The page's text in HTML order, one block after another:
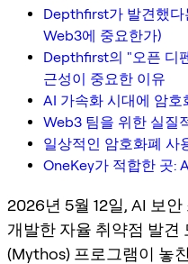
Depthfirst가 발견했다
Web3에 중요한가)
Depthfirst의 "오픈 디
근성이 중요한 이유
AI 가속화 시대에 암
Web3 팀을 위한 실질
일상적인 암호화폐 사
OneKey가 적합한 곳:
2026년 5월 12일, AI 보
개발한 자율 취약점 발견
(Mythos) 프로그램이 놓